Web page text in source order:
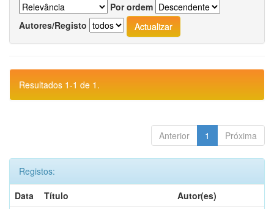
Por ordem
Autores/Registo
Resultados 1-1 de 1.
Anterior 1 Próxima
Registos:
Data
Título
Autor(es)